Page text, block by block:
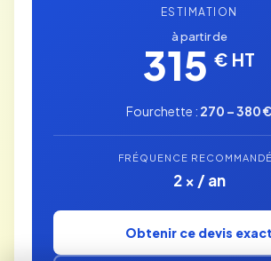
ESTIMATION
à partir de
315 € HT
Fourchette : 270 – 380 €
FRÉQUENCE
2 × / an
Obtenir ce devis exact